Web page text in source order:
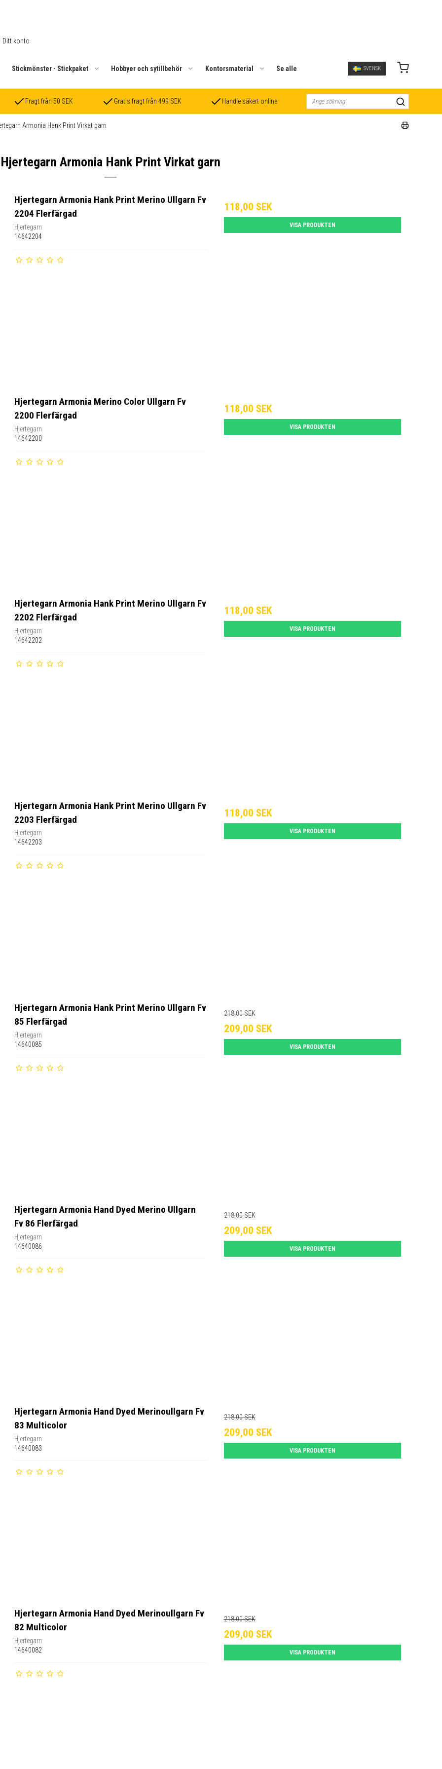
Ditt konto
Stickmönster - Stickpaket Hobbyer och sytillbehör Kontorsmaterial Se alle SVENSK
Fragt från 50 SEK Gratis fragt från 499 SEK Handle säkert online
Armonia Hank Print Virkat garn
Hjertegarn Armonia Hank Print Virkat garn
Hjertegarn Armonia Hank Print Merino Ullgarn Fv
2204 Flerfärgad
Hjertegarn
14642204
118,00 SEK
VISA PRODUKTEN
Hjertegarn Armonia Merino Color Ullgarn Fv
2200 Flerfärgad
Hjertegarn
14642200
118,00 SEK
VISA PRODUKTEN
Hjertegarn Armonia Hank Print Merino Ullgarn Fv
2202 Flerfärgad
Hjertegarn
14642202
118,00 SEK
VISA PRODUKTEN
Hjertegarn Armonia Hank Print Merino Ullgarn Fv
2203 Flerfärgad
Hjertegarn
14642203
118,00 SEK
VISA PRODUKTEN
Hjertegarn Armonia Hank Print Merino Ullgarn Fv
85 Flerfärgad
Hjertegarn
14640085
218,00 SEK
209,00 SEK
VISA PRODUKTEN
Hjertegarn Armonia Hand Dyed Merino Ullgarn
Fv 86 Flerfärgad
Hjertegarn
14640086
218,00 SEK
209,00 SEK
VISA PRODUKTEN
Hjertegarn Armonia Hand Dyed Merinoullgarn Fv
83 Multicolor
Hjertegarn
14640083
218,00 SEK
209,00 SEK
VISA PRODUKTEN
Hjertegarn Armonia Hand Dyed Merinoullgarn Fv
82 Multicolor
Hjertegarn
14640082
218,00 SEK
209,00 SEK
VISA PRODUKTEN